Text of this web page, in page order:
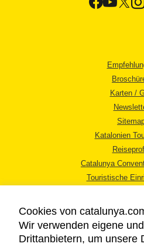
Karten /
Katalonien
Catalunya
Touristische
Cookies von
Wir verwenden eigene
Drittanbietern, um unsere